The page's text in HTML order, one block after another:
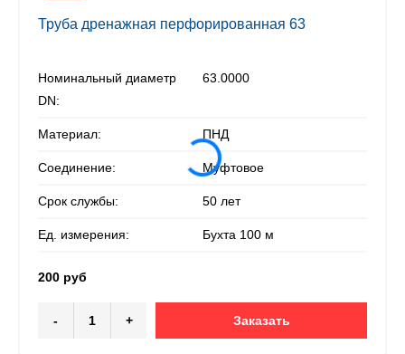
Труба дренажная перфорированная 63
Номинальный диаметр
DN:
63.0000
Материал: ПНД
Соединение: Муфтовое
Срок службы: 50 лет
Ед. измерения: Бухта 100 м
200 руб
- + Заказать